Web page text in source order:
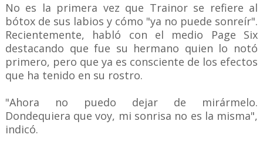
No es la primera vez que Trainor se refiere al
bótox de sus labios y cómo "ya no puede sonreír".
Recientemente, habló con el medio Page Six
destacando que fue su hermano quien lo notó
primero, pero que ya es consciente de los efectos
que ha tenido en su rostro.
"Ahora no puedo dejar de mirármelo.
Dondequiera que voy, mi sonrisa no es la misma",
indicó.